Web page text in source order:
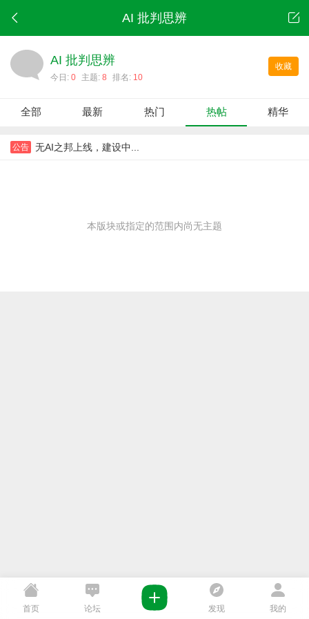
AI 批判思辨
收藏
AI 批判思辨
今日: 0 主题: 8 排名: 10
全部 最新 热门 热帖 精华
公告 无AI之邦上线，建设中...
本版块或指定的范围内尚无主题
首页 论坛 发现 我的